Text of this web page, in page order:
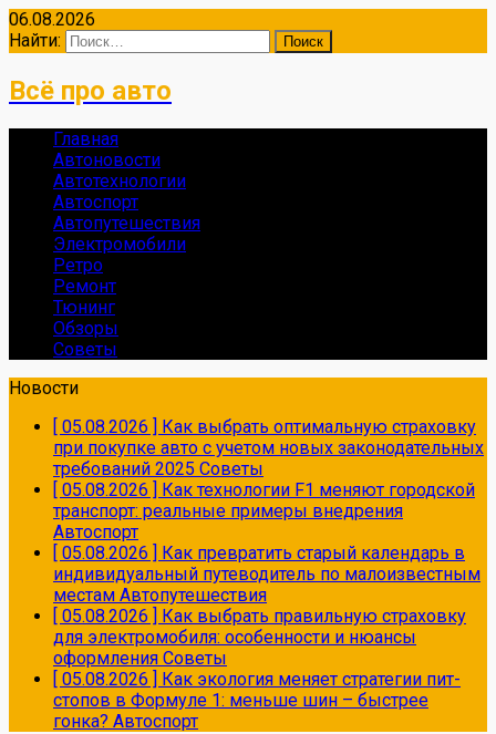
06.08.2026
Найти:
Всё про авто
Главная
Автоновости
Автотехнологии
Автоспорт
Автопутешествия
Электромобили
Ретро
Ремонт
Тюнинг
Обзоры
Советы
Новости
[ 05.08.2026 ] Как выбрать оптимальную страховку
при покупке авто с учетом новых законодательных
требований 2025 Советы
[ 05.08.2026 ] Как технологии F1 меняют городской
транспорт: реальные примеры внедрения
Автоспорт
[ 05.08.2026 ] Как превратить старый календарь в
индивидуальный путеводитель по малоизвестным
местам Автопутешествия
[ 05.08.2026 ] Как выбрать правильную страховку
для электромобиля: особенности и нюансы
оформления Советы
[ 05.08.2026 ] Как экология меняет стратегии пит-
стопов в Формуле 1: меньше шин – быстрее
гонка? Автоспорт